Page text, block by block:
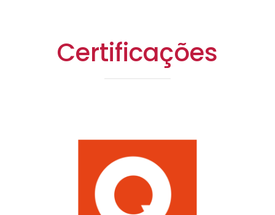
Certificações